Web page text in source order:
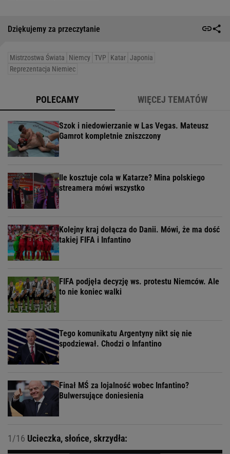
Dziękujemy za przeczytanie
Mistrzostwa Świata Niemcy TVP Katar Japonia
Reprezentacja Niemiec
POLECAMY WIĘCEJ TEMATÓW
Szok i niedowierzanie w Las Vegas. Mateusz
Gamrot kompletnie zniszczony
Ile kosztuje cola w Katarze? Mina polskiego
streamera mówi wszystko
Kolejny kraj dołącza do Danii. Mówi, że ma dość
takiej FIFA i Infantino
FIFA podjęła decyzję ws. protestu Niemców. Ale
to nie koniec walki
Tego komunikatu Argentyny nikt się nie
spodziewał. Chodzi o Infantino
Finał MŚ za lojalność wobec Infantino?
Bulwersujące doniesienia
1/16 Ucieczka, słońce, skrzydła: